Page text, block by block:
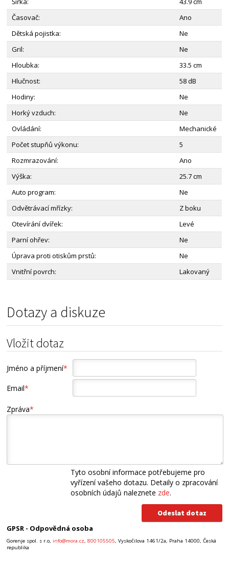
Časovač:
Ano
Dětská pojistka:
Ne
Gril:
Ne
Hloubka:
33.5 cm
Hlučnost:
58 dB
Hodiny:
Ne
Horký vzduch:
Ne
Ovládání:
Mechanické
Počet stupňů výkonu:
5
Rozmrazování:
Ano
Výška:
25.7 cm
Auto program:
Ne
Odvětrávací mřízky:
Z boku
Otevírání dvířek:
Levé
Parní ohřev:
Ne
Úprava proti otiskům prstů:
Ne
Vnitřní povrch:
Lakovaný
Dotazy a diskuze
Vložit dotaz
Jméno a příjmení*
Email*
Zpráva*
Tyto osobní informace potřebujeme pro
vyřízení vašeho dotazu. Detaily o zpracování
osobních údajů naleznete zde.
GPSR - Odpovědná osoba
Gorenje spol. s r.o, info@mora.cz,800105505, Vyskočilova 1461/2a, Praha 14000, Česká
republika